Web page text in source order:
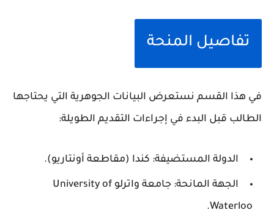
تفاصيل المنحة
في هذا القسم نستعرض البيانات الجوهرية التي يحتاجها
الطالب قبل البدء في إجراءات التقديم الطويلة:
الدولة المستضيفة: كندا (مقاطعة أونتاريو).
الجهة المانحة: جامعة واترلو University of
Waterloo.